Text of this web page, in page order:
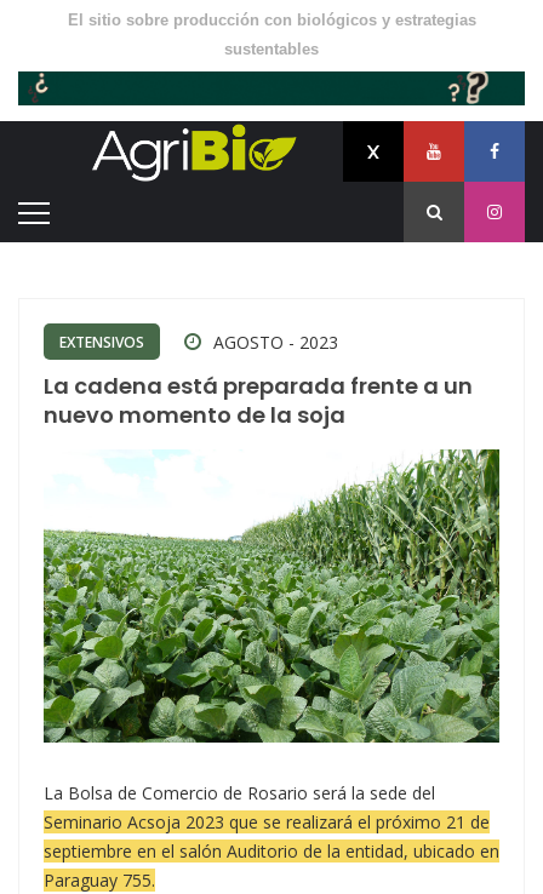
El sitio sobre producción con biológicos y estrategias
sustentables
EXTENSIVOS AGOSTO - 2023
La cadena está preparada frente a un
nuevo momento de la soja
La Bolsa de Comercio de Rosario será la sede del
Seminario Acsoja 2023 que se realizará el próximo 21 de
septiembre en el salón Auditorio de la entidad, ubicado en
Paraguay 755.